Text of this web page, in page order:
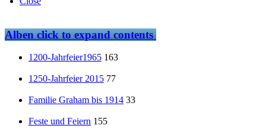
Albenclick to expand contents
1200-Jahrfeier1965 163
1250-Jahrfeier 2015 77
Familie Graham bis 1914 33
Feste und Feiern 155